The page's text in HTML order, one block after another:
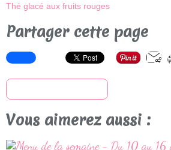
Thé glacé aux fruits rouges
Partager cette page
Vous aimerez aussi :